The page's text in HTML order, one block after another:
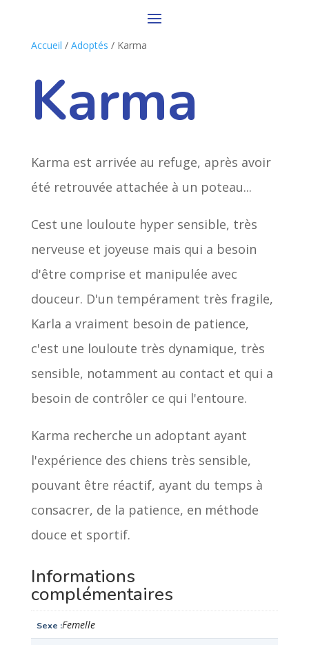
Accueil / Adoptés / Karma
Karma
Karma est arrivée au refuge, après avoir
été retrouvée attachée à un poteau...
Cest une louloute hyper sensible, très
nerveuse et joyeuse mais qui a besoin
d'être comprise et manipulée avec
douceur. D'un tempérament très fragile,
Karla a vraiment besoin de patience,
c'est une louloute très dynamique, très
sensible, notamment au contact et qui a
besoin de contrôler ce qui l'entoure.
Karma recherche un adoptant ayant
l'expérience des chiens très sensible,
pouvant être réactif, ayant du temps à
consacrer, de la patience, en méthode
douce et sportif.
Informations
complémentaires
Sexe Femelle